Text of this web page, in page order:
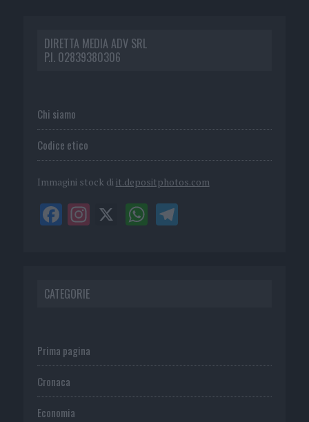
DIRETTA MEDIA ADV SRL
P.I. 02839380306
Chi siamo
Codice etico
Immagini stock di it.depositphotos.com
CATEGORIE
Prima pagina
Cronaca
Economia